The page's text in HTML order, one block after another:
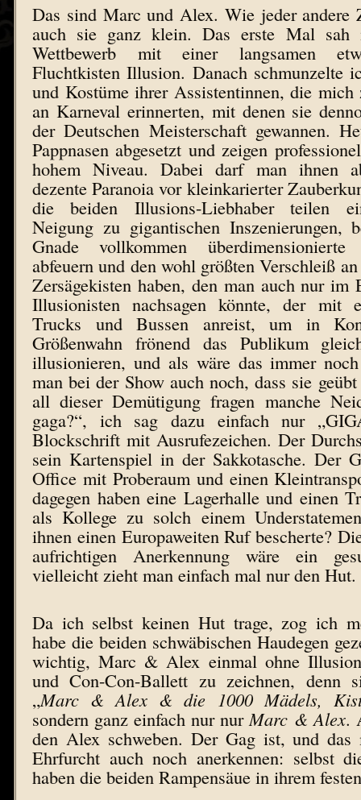
Das sind Marc und Alex. Wie jeder andere
auch sie ganz klein. Das erste Mal
Wettbewerb mit einer langsamen
Fluchtkisten Illusion. Danach schmunzelte
und Kostüme ihrer Assistentinnen, die
an Karneval erinnerten, mit denen sie
der Deutschen Meisterschaft gewannen.
Pappnasen abgesetzt und zeigen
hohem Niveau. Dabei darf man ihnen
dezente Paranoia vor kleinkarierter
die beiden Illusions-Liebhaber teilen
Neigung zu gigantischen Inszenierungen,
Gnade vollkommen überdimensionierte
abfeuern und den wohl größten Verschleiß
Zersägekisten haben, den man auch nur im
Illusionisten nachsagen könnte, der mit
Trucks und Bussen anreist, um in
Größenwahn frönend das Publikum
illusionieren, und als wäre das immer
man bei der Show auch noch, dass sie
all dieser Demütigung fragen manche
gaga?“, ich sag dazu einfach nur
Blockschrift mit Ausrufezeichen. Der
sein Kartenspiel in der Sakkotasche. Der
Office mit Proberaum und einen
dagegen haben eine Lagerhalle und einen
als Kollege zu solch einem
ihnen einen Europaweiten Ruf bescherte?
aufrichtigen Anerkennung wäre ein
vielleicht zieht man einfach mal nur den Hut.
Da ich selbst keinen Hut trage, zog ich
habe die beiden schwäbischen Haudegen
wichtig, Marc & Alex einmal ohne
und Con-Con-Ballett zu zeichnen, denn
„Marc & Alex & die 1000 Mädels,
sondern ganz einfach nur nur Marc & Alex.
den Alex schweben. Der Gag ist, und das
Ehrfurcht auch noch anerkennen: selbst
haben die beiden Rampensäue in ihrem